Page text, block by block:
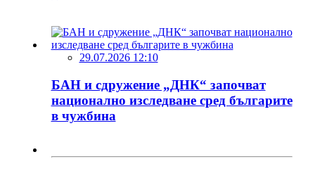
29.07.2026 12:10
БАН и сдружение „ДНК“ започват
национално изследване сред българите
в чужбина